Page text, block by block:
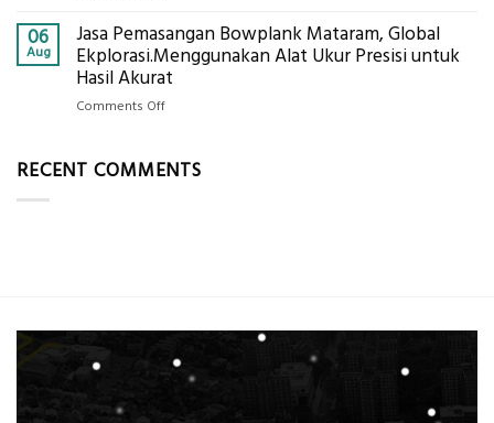
Eksplorasi
Pastikan
Pondasi
Kokoh
Cooler
Berbasis
Limbah
Kerja,
06
Aug
Jasa Pemasangan Bowplank Mataram, Global
Ekplorasi.Menggunakan Alat Ukur Presisi untuk
Hasil Akurat
Comments Offon
Bowplank
Hasil
Akurat
RECENT COMMENTS